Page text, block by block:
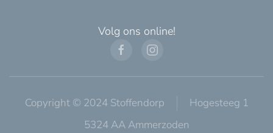
Volg ons online!
Copyright © 2024 Stoffendorp
Hogesteeg 1
5324 AA Ammerzoden